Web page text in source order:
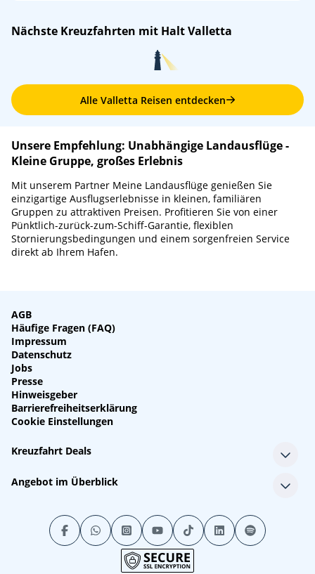
An: –Ab: 18:00
Nächste Kreuzfahrten mit Halt Valletta
Alle Valletta Reisen entdecken
Unsere Empfehlung: Unabhängige Landausflüge -
Kleine Gruppe, großes Erlebnis
Mit unserem Partner Meine Landausflüge genießen Sie
einzigartige Ausflugserlebnisse in kleinen, familiären
Gruppen zu attraktiven Preisen. Profitieren Sie von einer
Pünktlich-zurück-zum-Schiff-Garantie, flexiblen
Stornierungsbedingungen und einem sorgenfreien Service
direkt ab Ihrem Hafen.
AGB
Häufige Fragen (FAQ)
Impressum
Datenschutz
Jobs
Presse
Hinweisgeber
Barrierefreiheitserklärung
Cookie Einstellungen
Kreuzfahrt Deals
Single-Kreuzfahrten
Kreuzfahrt mit Kindern
Minikreuzfahrten
Stornokabinen
Luxuskreuzfahrten
Angebot im Überblick
Alle Schiffe
Alle Reiseziele
Kreuzfahrtpakete